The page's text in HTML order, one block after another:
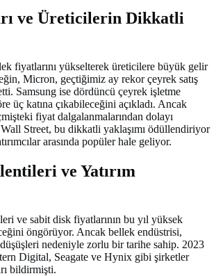
ve Üreticilerin Dikkatli
fiyatlarını yükselterek üreticilere büyük gelir
Micron, geçtiğimiz ay rekor çeyrek satış
Samsung ise dördüncü çeyrek işletme
üç katına çıkabileceğini açıkladı. Ancak
fiyat dalgalanmalarından dolayı
Street, bu dikkatli yaklaşımı ödüllendiriyor
arasında popüler hale geliyor.
ve Yatırım
ve sabit disk fiyatlarının bu yıl yüksek
öngörüyor. Ancak bellek endüstrisi,
nedeniyle zorlu bir tarihe sahip. 2023
Digital, Seagate ve Hynix gibi şirketler
bildirmişti.